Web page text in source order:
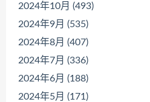
2024年10月 (493)
2024年9月 (535)
2024年8月 (407)
2024年7月 (336)
2024年6月 (188)
2024年5月 (171)